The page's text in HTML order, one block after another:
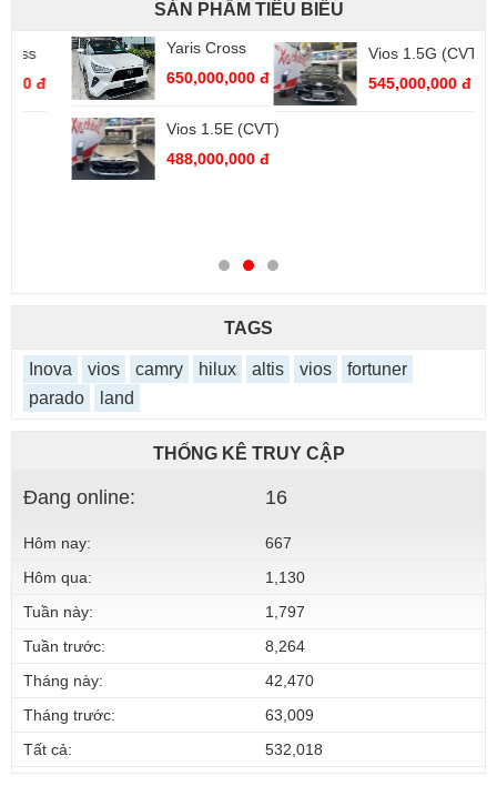
SẢN PHẨM TIÊU BIỂU
Yaris Cross
650,000,000 đ
Vios 1.5G (CVT)
545,000,000 đ
Vios 1.5E (CVT)
488,000,000 đ
TAGS
Inova vios camry hilux altis vios
fortuner
parado
land
THỐNG KÊ TRUY CẬP
Đang online: 16
Hôm nay:
667
Hôm qua:
1,130
Tuần này:
1,797
Tuần trước:
8,264
Tháng này:
42,470
Tháng trước:
63,009
Tất cả:
532,018